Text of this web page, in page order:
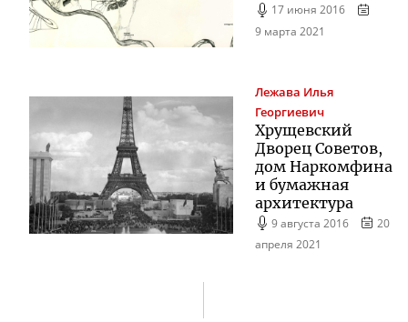
17 июня 2016
9 марта 2021
Лежава Илья
Георгиевич
Хрущевский
Дворец Советов,
дом Наркомфина
и бумажная
архитектура
9 августа 2016
20
апреля 2021